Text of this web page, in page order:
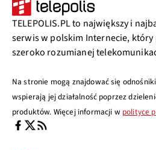
TELEPOLIS.PL to największy i
serwis w polskim Internecie,
szeroko rozumianej
Na stronie mogą znajdować się
wspierają jej działalność poprzez
produktów. Więcej informacji w polityce